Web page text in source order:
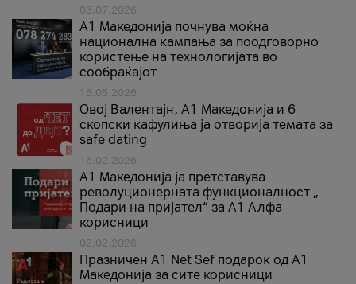
03.07.2026
A1 Македонија почнува моќна
национална кампања за поодговорно
користење на технологијата во
сообраќајот
18.05.2026
Овој Валентајн, A1 Македонија и 6
скопски кафулиња ја отворија темата за
safe dating
16.02.2026
А1 Македонија ја претставува
револуционерната функционалност „
Подари на пријател“ за А1 Алфа
корисници
02.02.2026
Празничен A1 Net Sеf подарок од А1
Македонија за сите корисници